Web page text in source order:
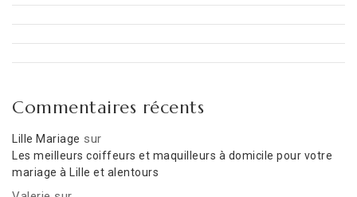
Commentaires récents
Lille Mariage sur
Les meilleurs coiffeurs et maquilleurs à domicile pour votre
mariage à Lille et alentours